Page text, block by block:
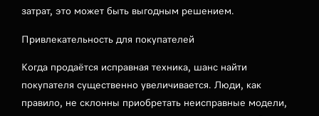
затрат, это может быть выгодным решением.
Привлекательность для покупателей
Когда продаётся исправная техника, шанс найти
покупателя существенно увеличивается. Люди, как
правило, не склонны приобретать неисправные модели,